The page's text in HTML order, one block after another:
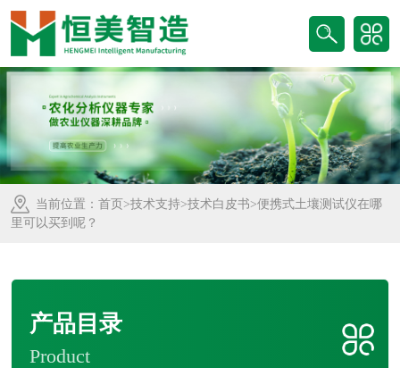
当前位置： 首页 >技术支持>技术白皮书>便携式土壤测试仪在哪
里可以买到呢？
产品目录
Product